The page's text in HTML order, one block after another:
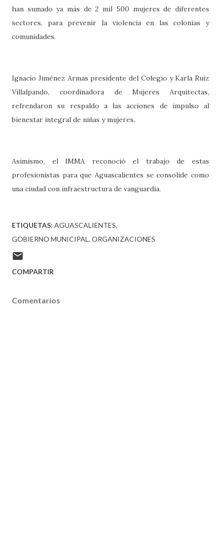
han sumado ya más de 2 mil 500 mujeres de diferentes
sectores, para prevenir la violencia en las colonias y
comunidades.
Ignacio Jiménez Armas presidente del Colegio y Karla Ruiz
Villalpando, coordinadora de Mujeres Arquitectas,
refrendaron su respaldo a las acciones de impulso al
bienestar integral de niñas y mujeres.
Asimismo, el IMMA reconoció el trabajo de estas
profesionistas para que Aguascalientes se consolide como
una ciudad con infraestructura de vanguardia.
ETIQUETAS: AGUASCALIENTES
GOBIERNO MUNICIPAL ORGANIZACIONES
COMPARTIR
Comentarios